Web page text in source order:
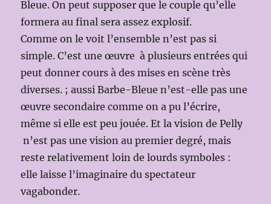
Bleue. On peut supposer que le couple qu’elle
formera au final sera assez explosif.
Comme on le voit l’ensemble n’est pas si
simple. C’est une œuvre à plusieurs entrées qui
peut donner cours à des mises en scène très
diverses. ; aussi Barbe-Bleue n’est-elle pas une
œuvre secondaire comme on a pu l’écrire,
même si elle est peu jouée. Et la vision de Pelly
n’est pas une vision au premier degré, mais
reste relativement loin de lourds symboles :
elle laisse l’imaginaire du spectateur
vagabonder.